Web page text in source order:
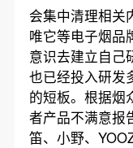
会集中清理相关
唯它等电子烟品
意识去建立自己
也已经投入研发
的短板。根据烟
者产品不满意报
笛、小野、